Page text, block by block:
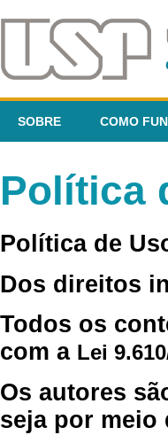
SOBRE COMO
Política
Política de
Dos direitos
Todos os
com a Lei
Os autores
seja por meio